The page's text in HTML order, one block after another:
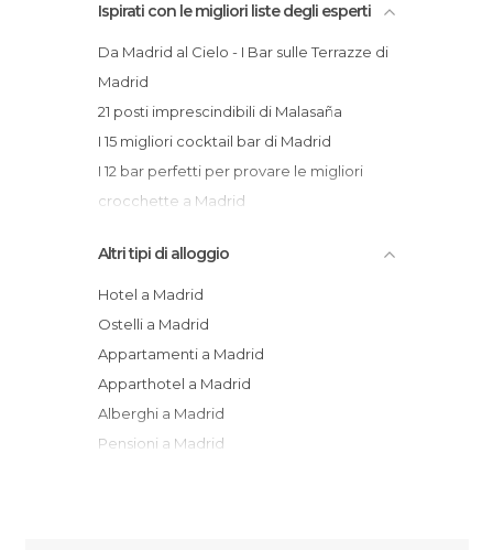
Ispirati con le migliori liste degli esperti
Da Madrid al Cielo - I Bar sulle Terrazze di
Madrid
21 posti imprescindibili di Malasaña
I 15 migliori cocktail bar di Madrid
I 12 bar perfetti per provare le migliori
crocchette a Madrid
Altri tipi di alloggio
Hotel a Madrid
Ostelli a Madrid
Appartamenti a Madrid
Apparthotel a Madrid
Alberghi a Madrid
Pensioni a Madrid